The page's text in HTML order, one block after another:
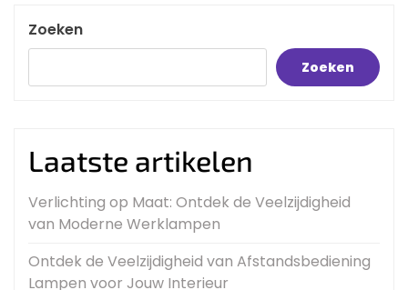
Zoeken
Zoeken
Laatste artikelen
Verlichting op Maat: Ontdek de Veelzijdigheid
van Moderne Werklampen
Ontdek de Veelzijdigheid van Afstandsbediening
Lampen voor Jouw Interieur